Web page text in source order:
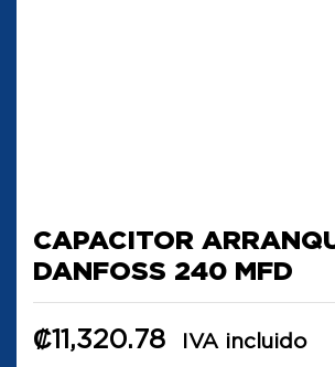
CAPACITOR
DANFOSS 240 MFD
₡11,320.78 IVA incluido